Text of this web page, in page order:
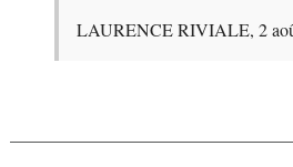
LAURENCE RIVIALE, 2